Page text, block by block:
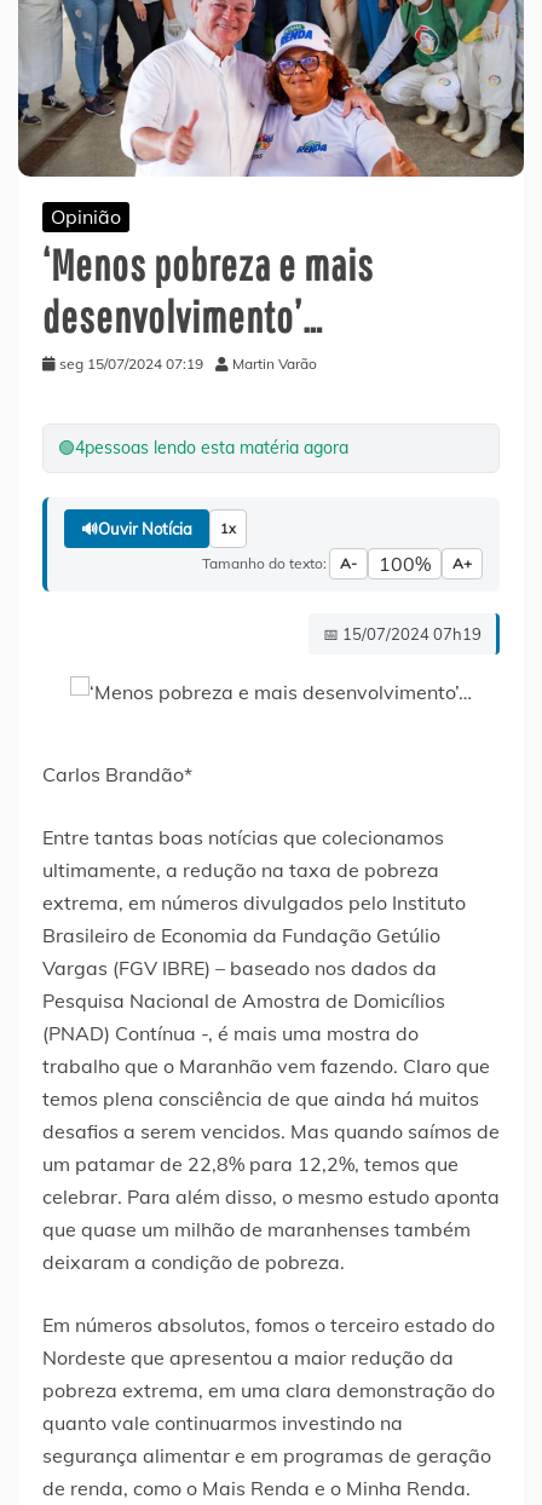
Opinião
‘Menos pobreza e mais
desenvolvimento’…
seg 15/07/2024 07:19 Martin Varão
🟢4pessoas lendo esta matéria agora
🔊Ouvir Notícia 1x
Tamanho do texto: A- 100% A+
📅 15/07/2024 07h19
Carlos Brandão*
Entre tantas boas notícias que colecionamos
ultimamente, a redução na taxa de pobreza
extrema, em números divulgados pelo Instituto
Brasileiro de Economia da Fundação Getúlio
Vargas (FGV IBRE) – baseado nos dados da
Pesquisa Nacional de Amostra de Domicílios
(PNAD) Contínua -, é mais uma mostra do
trabalho que o Maranhão vem fazendo. Claro que
temos plena consciência de que ainda há muitos
desafios a serem vencidos. Mas quando saímos de
um patamar de 22,8% para 12,2%, temos que
celebrar. Para além disso, o mesmo estudo aponta
que quase um milhão de maranhenses também
deixaram a condição de pobreza.
Em números absolutos, fomos o terceiro estado do
Nordeste que apresentou a maior redução da
pobreza extrema, em uma clara demonstração do
quanto vale continuarmos investindo na
segurança alimentar e em programas de geração
de renda, como o Mais Renda e o Minha Renda.